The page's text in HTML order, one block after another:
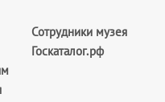
Сотрудники музея
Госкаталог.рф